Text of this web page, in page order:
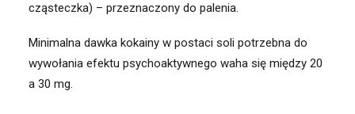
Wyszukiwanie
cząsteczka) – przeznaczony do palenia.
Minimalna dawka kokainy w postaci soli potrzebna do
wywołania efektu psychoaktywnego waha się między 20
a 30 mg.